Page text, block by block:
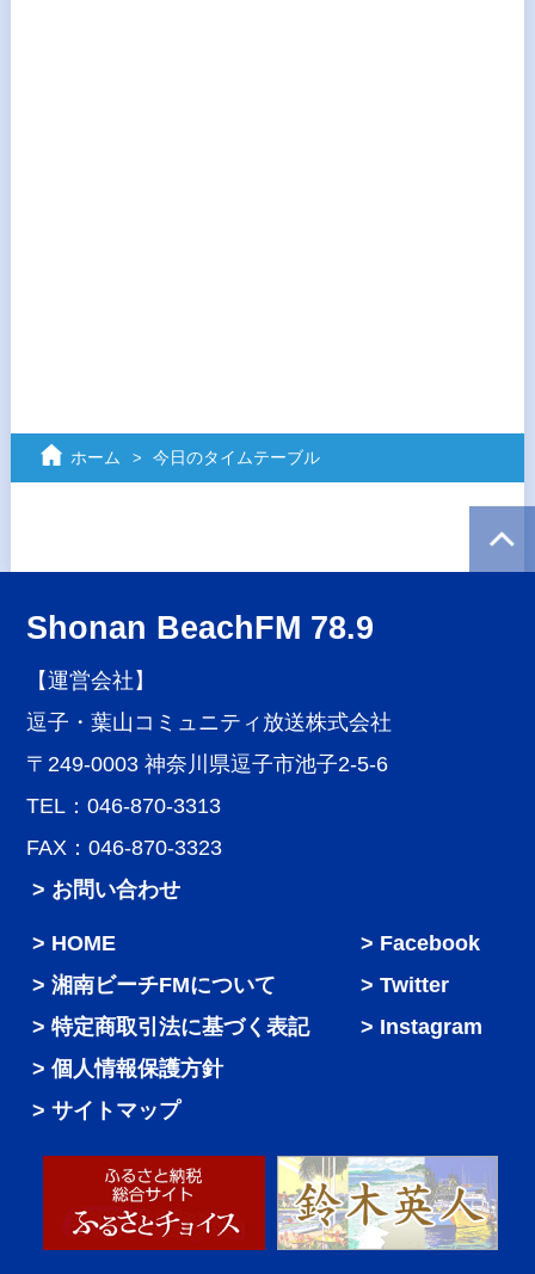
ホーム 今日のタイムテーブル
Shonan BeachFM 78.9
【運営会社】
逗子・葉山コミュニティ放送株式会社
〒249-0003 神奈川県逗子市池子2-5-6
TEL：046-870-3313
FAX：046-870-3323
> お問い合わせ
HOME
湘南ビーチFMについて
特定商取引法に基づく表記
個人情報保護方針
サイトマップ
Facebook
Twitter
Instagram